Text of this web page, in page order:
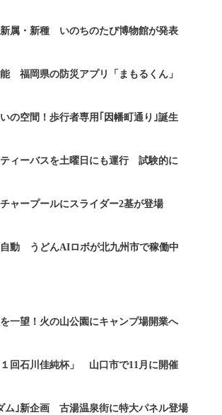
属・新種 いのちのたび博物館が発表
福岡県の防災アプリ「まもるくん」
の空間！歩行者専用｢因幡町通り｣誕生
ィーバスを土曜日にも運行 試験的に
ャープールにスライダー2基が登場
動 うどんAIロボが北九州市で稼働中
を一望！火の山公園にキャンプ場開業へ
１回石川佳純杯」 山口市で11月に開催
ム｣新企画 古湯温泉街に特大パネル登場